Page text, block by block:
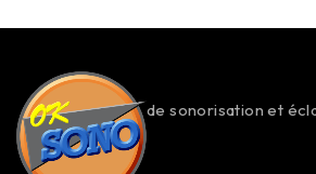
de sonorisation et